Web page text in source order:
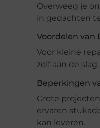
Overweeg je
in gedachten
Voordelen van
Voor kleine
zelf aan de
Beperkingen
Grote
ervaren
kan leveren.